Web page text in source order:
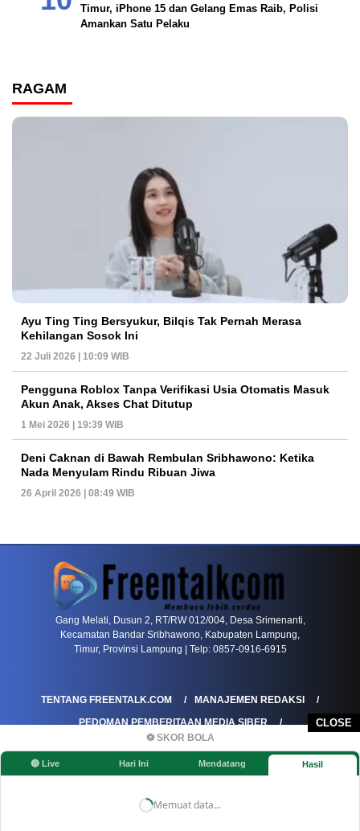
CLOSE
⚽ SKOR BOLA
🔴 Live Hari Ini Mendatang Hasil
Memuat data...
Timur, iPhone 15 dan Gelang Emas Raib, Polisi
Amankan Satu Pelaku
RAGAM
Ayu Ting Ting Bersyukur, Bilqis Tak Pernah Merasa
Kehilangan Sosok Ini
22 Juli 2026 | 10:09 WIB
Pengguna Roblox Tanpa Verifikasi Usia Otomatis Masuk
Akun Anak, Akses Chat Ditutup
1 Mei 2026 | 19:39 WIB
Deni Caknan di Bawah Rembulan Sribhawono: Ketika
Nada Menyulam Rindu Ribuan Jiwa
26 April 2026 | 08:49 WIB
PETIR800 LOGIN Transformasi Game Meja Global Membawa
Gang Melati, Dusun 2, RT/RW 012/004, Desa Srimenanti,
Kecamatan Bandar Sribhawono, Kabupaten Lampung,
Timur, Provinsi Lampung | Telp: 0857-0916-6915
TENTANG FREENTALK.COM
MANAJEMEN REDAKSI
PEDOMAN PEMBERITAAN MEDIA SIBER
KOREKSI & KLARIFIKASI
KEBIJAKAN IKLAN / ADVERTORIAL